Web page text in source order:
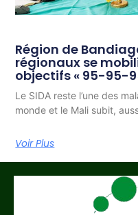
Région de
régionaux se
objectifs « 95-95-
Le SIDA reste l’une des
monde et le Mali subit,
Voir Plus